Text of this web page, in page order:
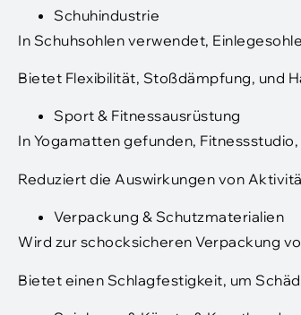
Schuhindustrie
In Schuhsohlen verwendet,
Bietet Flexibilität, Stoßdämpfung, und
Sport & Fitnessausrüstung
In Yogamatten gefunden,
Reduziert die Auswirkungen von
Verpackung & Schutzmaterialien
Wird zur schocksicheren Verpackung
Bietet einen Schlagfestigkeit, um